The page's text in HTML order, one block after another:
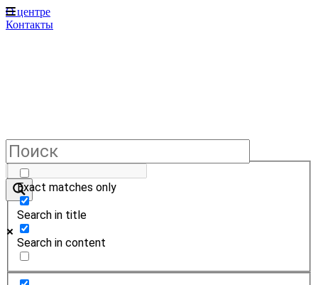
О центре
Контакты
Exact matches only
Search in title
Search in content